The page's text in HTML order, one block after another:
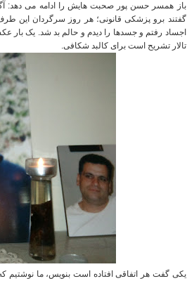
باز همسر حسن پور صحبت هایش را ادامه می دهد:
گفتند برو پزشکی قانونی؛ هر روز سرگردان این
اجساد رفتم و جسدها را دیدم و حالم بد شد. یک بار
تالار تشریح است برای کالبد شکافی.
یکی گفت هر اتفاقی افتاده است بنویس، ما نوشتیم